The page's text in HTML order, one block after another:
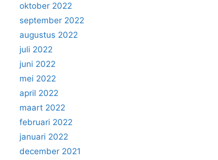
oktober 2022
september 2022
augustus 2022
juli 2022
juni 2022
mei 2022
april 2022
maart 2022
februari 2022
januari 2022
december 2021